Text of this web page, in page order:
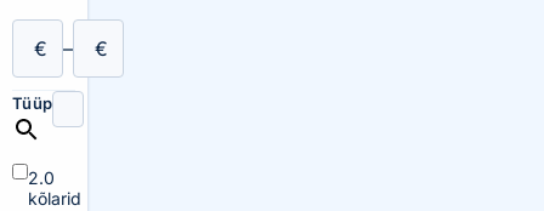
€ – €
Tüüp
2.0
kõlarid